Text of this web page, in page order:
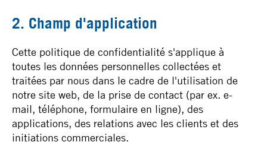
2. Champ d'application
Cette politique de confidentialité s'applique à
toutes les données personnelles collectées et
traitées par nous dans le cadre de l'utilisation de
notre site web, de la prise de contact (par ex. e-
mail, téléphone, formulaire en ligne), des
applications, des relations avec les clients et des
initiations commerciales.